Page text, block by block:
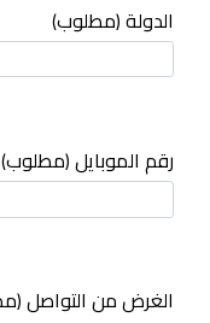
الدولة (مطلوب)
رقم الموبايل (مطلوب)
(مطلوب) الغرض من التواصل